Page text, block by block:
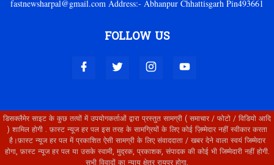
fastnewsharpal@gmail.com Address:- Abhanpur Chhattisgarh Pin493661
FOLLOW US
डिसक्लैमेर साइट के कुछ तत्वों में उपयोगकर्ताओं द्वारा प्रस्तुत सामग्री ( समाचार / फोटो / विडियो आदि
) शामिल होगी . फ़ास्ट न्यूज हर पल इस तरह के सामग्रियों के लिए कोई ज़िम्मेदार नहीं स्वीकार करता
है।फ़ास्ट न्यूज हर पल में प्रकाशित ऐसी सामग्री के लिए संवाददाता / खबर देने वाला स्वयं जिम्मेदार
होगा, फ़ास्ट न्यूज हर पल या उसके स्वामी, मुद्रक, प्रकाशक, संपादक की कोई भी जिम्मेदारी नहीं होगी.